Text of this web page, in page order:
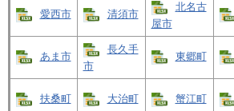
愛西市 清須市
北名古
屋市
あま市
長久手
市
東郷町
扶桑町 大治町 蟹江町